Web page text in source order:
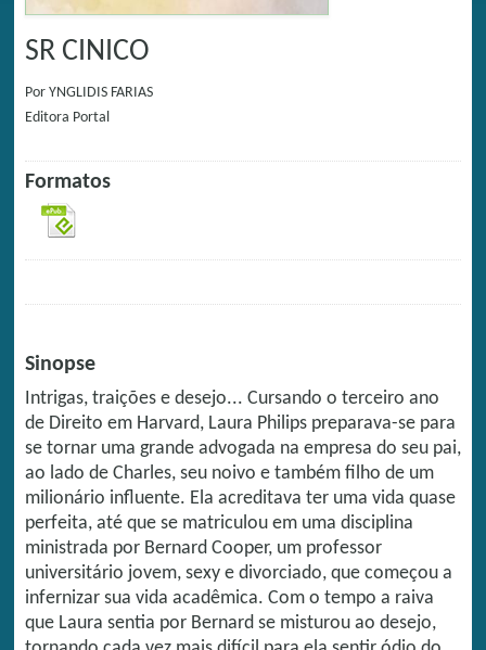
SR CINICO
Por YNGLIDIS FARIAS
Editora Portal
Formatos
Sinopse
Intrigas, traições e desejo... Cursando o terceiro ano
de Direito em Harvard, Laura Philips preparava-se para
se tornar uma grande advogada na empresa do seu pai,
ao lado de Charles, seu noivo e também filho de um
milionário influente. Ela acreditava ter uma vida quase
perfeita, até que se matriculou em uma disciplina
ministrada por Bernard Cooper, um professor
universitário jovem, sexy e divorciado, que começou a
infernizar sua vida acadêmica. Com o tempo a raiva
que Laura sentia por Bernard se misturou ao desejo,